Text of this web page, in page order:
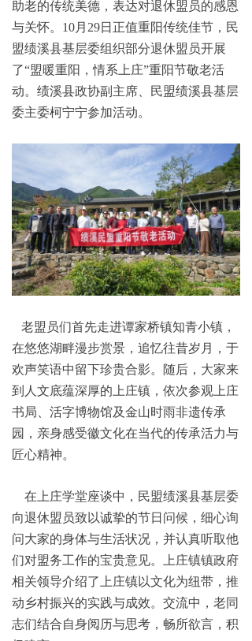
助老的传统美德，表达对退休盟员的感恩
与关怀。10月29日正值重阳传统佳节，民
盟绩溪县基层委组织部分退休盟员开展
了“盟暖重阳，情系上庄”重阳节敬老活
动。绩溪县政协副主席、民盟绩溪县基层
委主委柯宁宁参加活动。
老盟员们首先走进谭家桥镇知青小镇，
在悠悠湖畔漫步赏景，追忆往昔岁月，于
欢声笑语中留下珍贵合影。随后，大家来
到人文底蕴深厚的上庄镇，依次参观上庄
书局、活字博物馆及金山时雨非遗传承
园，亲身感受徽文化在当代的传承活力与
匠心精神。
在上庄学堂座谈中，民盟绩溪县基层委
向退休盟员致以诚挚的节日问候，细心询
问大家的身体与生活状况，并认真听取他
们对盟务工作的宝贵意见。上庄镇镇政府
相关领导介绍了上庄镇以文化为纽带，推
动乡村振兴的实践与成效。交流中，老同
志们结合自身阅历与思考，畅所欲言，积